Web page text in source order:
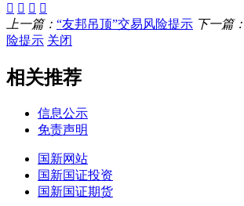
上一篇： “友邦吊顶”交易风险提示 下一篇：
险提示 关闭
相关推荐
信息公示
免责声明
国新网站
国新国证投资
国新国证期货